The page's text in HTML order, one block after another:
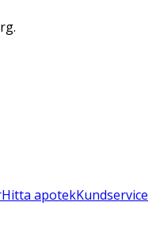
Hitta apotekKundservice